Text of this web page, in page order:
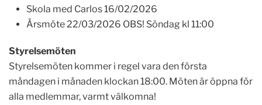
Skola med Carlos 16/02/2026
Årsmöte 22/03/2026 OBS! Söndag kl 11:00
Styrelsemöten
Styrelsemöten kommer i regel vara den första
måndagen i månaden klockan 18:00. Möten är öppna för
alla medlemmar, varmt välkomna!